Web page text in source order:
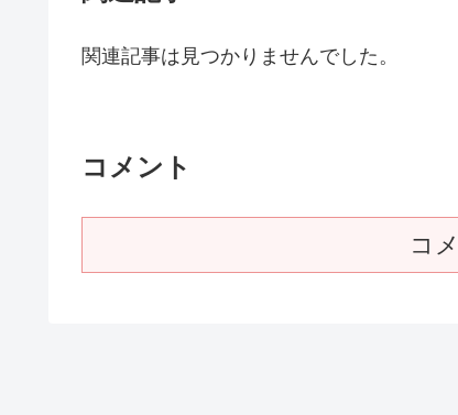
関連記事は見つかりませんでした。
コメント
コ